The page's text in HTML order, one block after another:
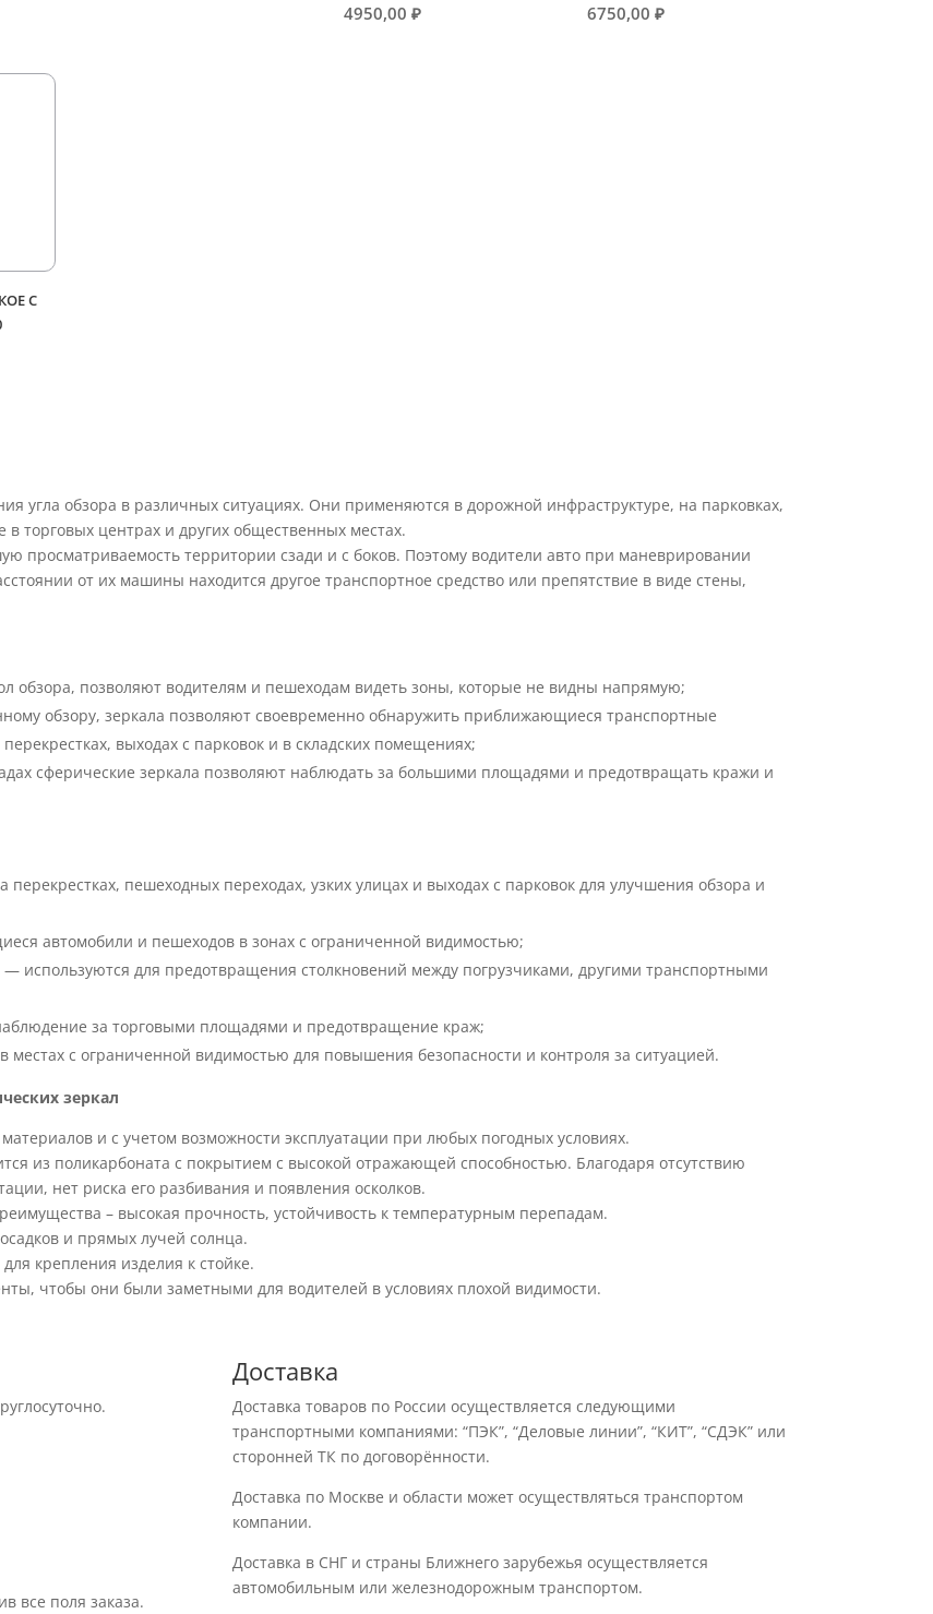
4950,00 ₽ 6750,00 ₽
С
угла обзора в различных ситуациях. Они применяются в дорожной инфраструктуре, на парковках,
торговых центрах и других общественных местах.
просматриваемость территории сзади и с боков. Поэтому водители авто при маневрировании
от их машины находится другое транспортное средство или препятствие в виде стены,
обзора, позволяют водителям и пешеходам видеть зоны, которые не видны напрямую;
обзору, зеркала позволяют своевременно обнаружить приближающиеся транспортные
выходах с парковок и в складских помещениях;
сферические зеркала позволяют наблюдать за большими площадями и предотвращать кражи и
пешеходных переходах, узких улицах и выходах с парковок для улучшения обзора и
автомобили и пешеходов в зонах с ограниченной видимостью;
используются для предотвращения столкновений между погрузчиками, другими транспортными
за торговыми площадями и предотвращение краж;
с ограниченной видимостью для повышения безопасности и контроля за ситуацией.
зеркал
и с учетом возможности эксплуатации при любых погодных условиях.
из поликарбоната с покрытием с высокой отражающей способностью. Благодаря отсутствию
нет риска его разбивания и появления осколков.
– высокая прочность, устойчивость к температурным перепадам.
и прямых лучей солнца.
крепления изделия к стойке.
чтобы они были заметными для водителей в условиях плохой видимости.
все поля заказа.
Доставка
Доставка товаров по России осуществляется следующими
транспортными компаниями: “ПЭК”, “Деловые линии”, “КИТ”, “СДЭК” или
сторонней ТК по договорённости.
Доставка по Москве и области может осуществляться транспортом
компании.
Доставка в СНГ и страны Ближнего зарубежья осуществляется
автомобильным или железнодорожным транспортом.